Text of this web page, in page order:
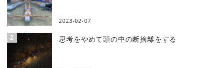
2023-02-07
思考をやめて頭の中の断捨離をする